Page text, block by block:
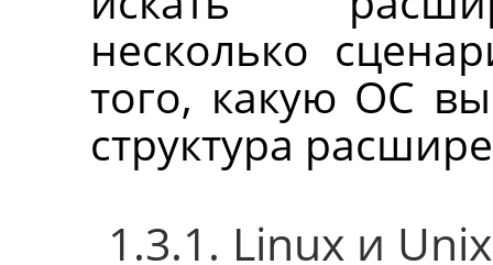
несколько
того, какую ОС
структура
1.3.1. Linux и